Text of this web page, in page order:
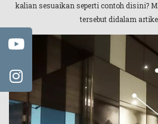
kalian sesuaikan seperti contoh disini?
tersebut didalam